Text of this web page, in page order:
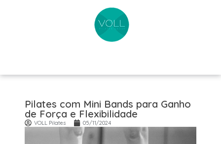
Pilates com Mini Bands para Ganho
de Força e Flexibilidade
VOLL Pilates 05/11/2024